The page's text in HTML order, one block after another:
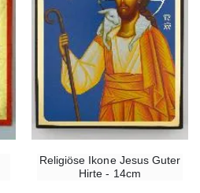
Religiöse Ikone Jesus Guter
Hirte - 14cm